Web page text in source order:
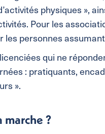
physiques »,
Pour les
les personnes
qui ne
: pratiquants,
».
marche ?